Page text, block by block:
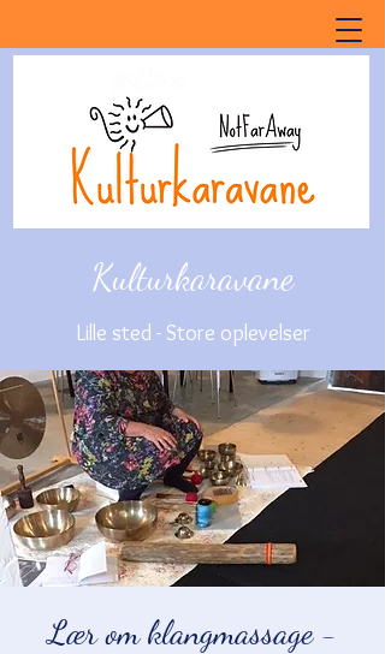
Kulturkaravane
Lille sted - Store oplevelser
Lær om klangmassage -